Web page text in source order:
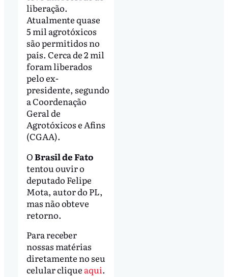
liberação.
Atualmente quase
5 mil agrotóxicos
são permitidos no
país. Cerca de 2 mil
foram liberados
pelo ex-
presidente, segundo
a Coordenação
Geral de
Agrotóxicos e Afins
(CGAA).
OBrasil de Fato
tentou ouvir o
deputado Felipe
Mota, autor do PL,
mas não obteve
retorno.
Para receber
nossas matérias
diretamente no seu
celular clique aqui.